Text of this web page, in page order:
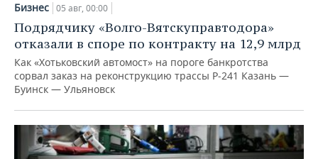
Бизнес 05 авг, 00:00
Подрядчику «Волго-Вятскуправтодора»
отказали в споре по контракту на 12,9 млрд
Как «Хотьковский автомост» на пороге банкротства
сорвал заказ на реконструкцию трассы Р‑241 Казань —
Буинск — Ульяновск